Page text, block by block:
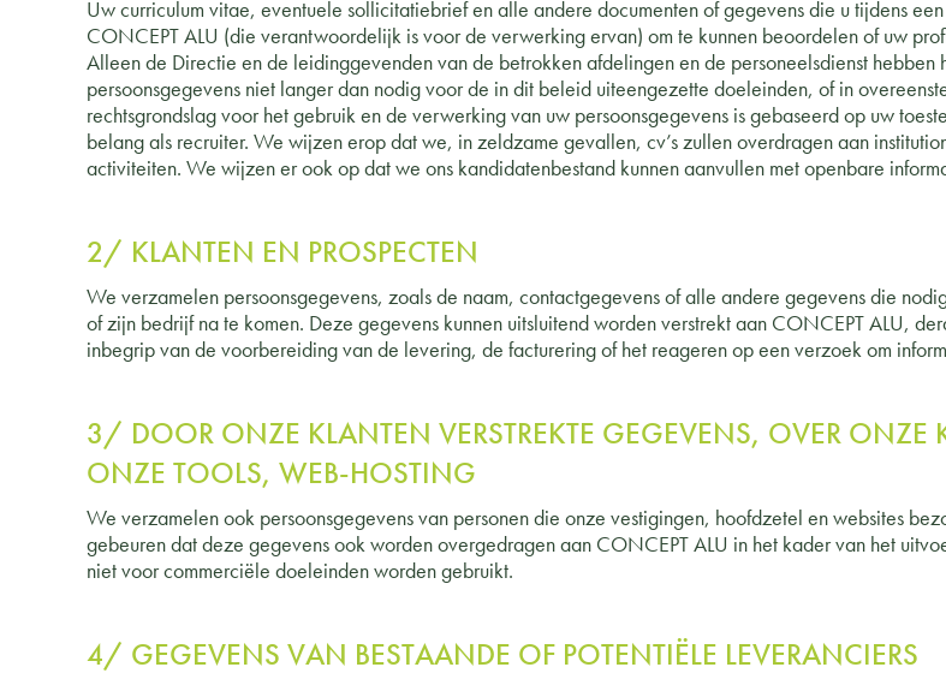
Uw curriculum vitae, eventuele sollicitatiebrief en alle andere documenten of gegevens die u tijdens
CONCEPT ALU (die verantwoordelijk is voor de verwerking ervan) om te kunnen beoordelen of uw
Alleen de Directie en de leidinggevenden van de betrokken afdelingen en de personeelsdienst
persoonsgegevens niet langer dan nodig voor de in dit beleid uiteengezette doeleinden, of in
rechtsgrondslag voor het gebruik en de verwerking van uw persoonsgegevens is gebaseerd op uw
belang als recruiter. We wijzen erop dat we, in zeldzame gevallen, cv’s zullen overdragen aan
activiteiten. We wijzen er ook op dat we ons kandidatenbestand kunnen aanvullen met openbare
2/ KLANTEN EN PROSPECTEN
We verzamelen persoonsgegevens, zoals de naam, contactgegevens of alle andere gegevens die
of zijn bedrijf na te komen. Deze gegevens kunnen uitsluitend worden verstrekt aan CONCEPT ALU,
inbegrip van de voorbereiding van de levering, de facturering of het reageren op een verzoek om
3/ DOOR ONZE KLANTEN VERSTREKTE GEGEVENS, OVER ONZE
ONZE TOOLS, WEB-HOSTING
We verzamelen ook persoonsgegevens van personen die onze vestigingen, hoofdzetel en websites
gebeuren dat deze gegevens ook worden overgedragen aan CONCEPT ALU in het kader van het
niet voor commerciële doeleinden worden gebruikt.
4/ GEGEVENS VAN BESTAANDE OF POTENTIËLE LEVERANCIERS